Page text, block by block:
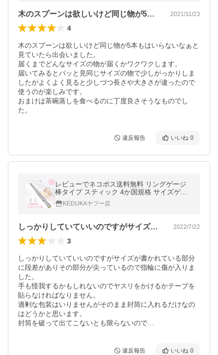
木のスプーンは欲しいけど同じ物が5本も… 2021/11/23
4
木のスプーンは欲しいけど同じ物が5本もはいらないなぁと
見ていたら出会いました。
届くまでどんなサイズの物が届くかワクワクします。
届いてみるとパッと見同じサイズの物で少しがっかりしま
したがよくよく見ると少しづつ長さや大きさが違ったので
使うのが楽しみです。
おまけは茶碗蒸しを食べるのに丁度良さそうなものでし
た。
違反報告 いいね 0
レビューでネコポス送料無料 リングゲージ
棒タイプ スティック 4か国規格 サイズゲー
ジ棒 リング 測る 量る 計測 日本 指輪 ケージ
棒 サイズ 指
KEDUKAヤフー店
しっかりしていていいのですがサイズが書… 2022/7/22
3
しっかりしていていいのですがサイズが書かれている部分
に段差がありその部分が尖っているので指輪に傷が入りま
した。
手も怪我するかもしれないのでヤスリをかけるかテープを
貼らなければなりません。
過剰な包装はいりませんがそのまま封筒に入れるだけなの
はどうかと思います。
封筒を破って出てこないとも限らないので…
違反報告 いいね 0